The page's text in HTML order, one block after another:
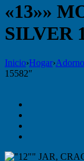
«13»»
SILVER
Inicio›Hogar›
15582″